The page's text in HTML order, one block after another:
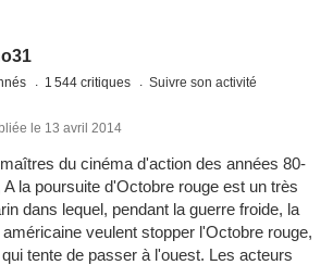
1 544 critiques Suivre son activité
le 13 avril 2014
du cinéma d'action des années 80-
la poursuite d'Octobre rouge est un très
dans lequel, pendant la guerre froide, la
veulent stopper l'Octobre rouge,
tente de passer à l'ouest. Les acteurs